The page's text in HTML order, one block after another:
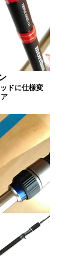
ドに仕様変